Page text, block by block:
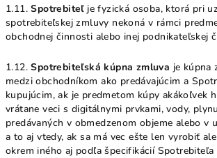
1.11.Spotrebiteľ je fyzická osoba, ktorá pri
spotrebiteľskej zmluvy nekoná v rámci
obchodnej činnosti alebo inej podnikateľskej
1.12.Spotrebiteľská kúpna zmluva je kúpna
medzi obchodníkom ako predávajúcim a
kupujúcim, ak je predmetom kúpy akákoľvek
vrátane veci s digitálnymi prvkami, vody,
predávaných v obmedzenom objeme alebo v
a to aj vtedy, ak sa má vec ešte len vyrobiť
okrem iného aj podľa špecifikácií Spotrebiteľa